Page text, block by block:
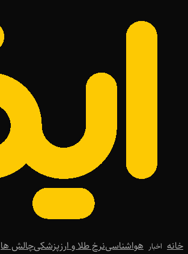
خانه اخبار هواشناسینرخ طلا و ارزپزشکیچالش ها